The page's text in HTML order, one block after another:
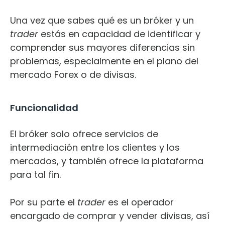
Una vez que sabes qué es un bróker y un
trader estás en capacidad de identificar y
comprender sus mayores diferencias sin
problemas, especialmente en el plano del
mercado Forex o de divisas.
Funcionalidad
El bróker solo ofrece servicios de
intermediación entre los clientes y los
mercados, y también ofrece la plataforma
para tal fin.
Por su parte el trader es el operador
encargado de comprar y vender divisas, así